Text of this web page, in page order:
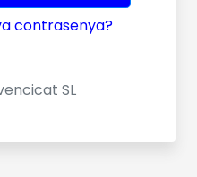
contrasenya?
SL